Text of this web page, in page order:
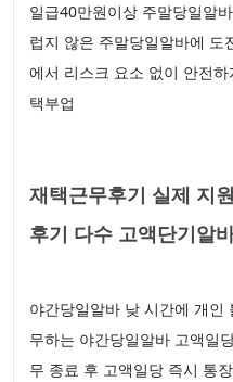
일급40만원이상 주말당일알
럽지 않은 주말당일알바에 도
에서 리스크 요소 없이 안전
택부업
재택근무후기 실제 지
후기 다수 고액단기알
야간당일알바 낮 시간에 개인
무하는 야간당일알바 고액일
무 종료 후 고액일당 즉시 통